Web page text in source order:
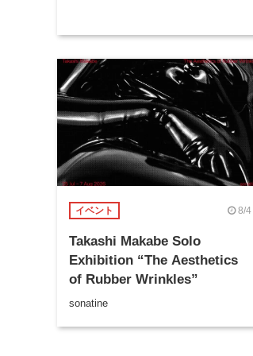
イベント 8/4
Takashi Makabe Solo
Exhibition “The Aesthetics
of Rubber Wrinkles”
sonatine